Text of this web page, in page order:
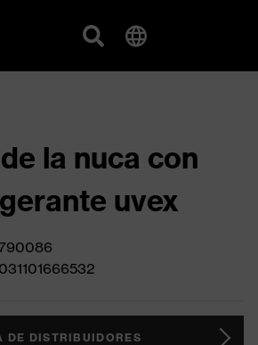
la nuca con
uvex
DE DISTRIBUIDORES